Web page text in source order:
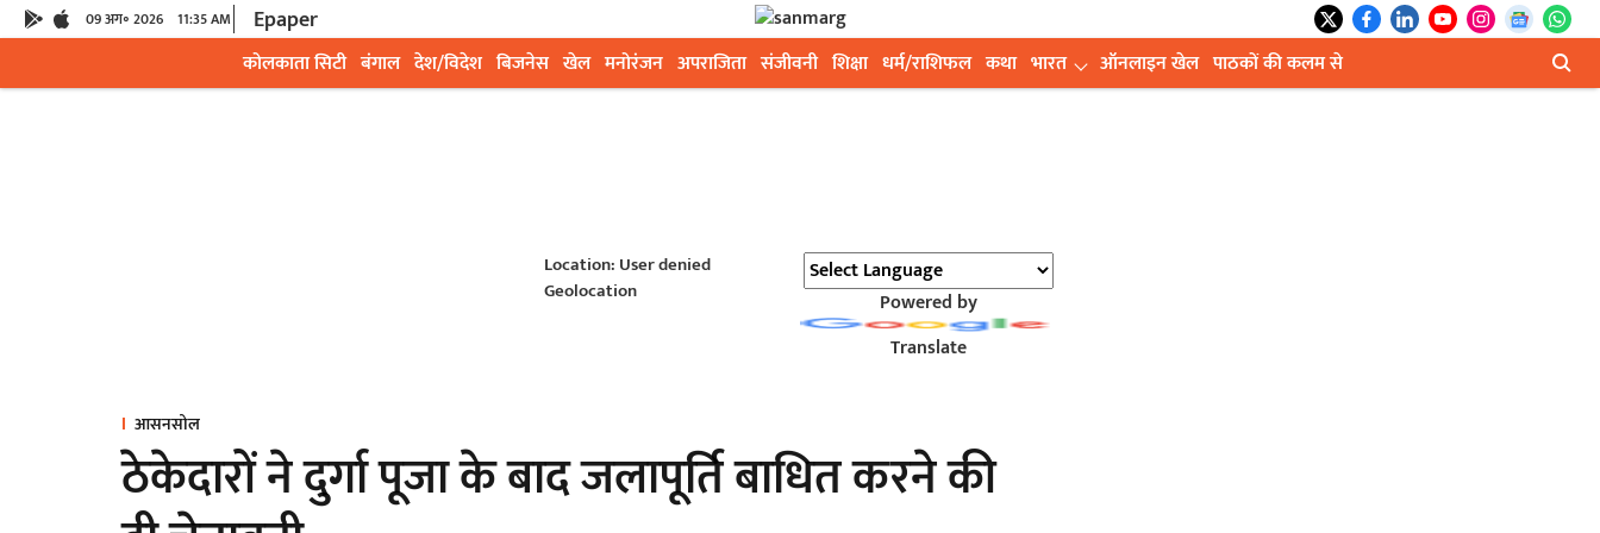
09 अग॰ 2026 11:35 AM Epaper
कोलकाता सिटी बंगाल देश/विदेश बिजनेस खेल मनोरंजन अपराजिता संजीवनी शिक्षा धर्म/राशिफल कथा भारत ऑनलाइन खेल पाठकों की कलम से
Location: User denied
Geolocation
Powered by
Translate
आसनसोल
ठेकेदारों ने दुर्गा पूजा के बाद जलापूर्ति बाधित करने की